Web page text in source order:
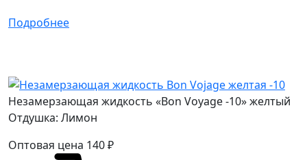
Подробнее
Незамерзающая жидкость «Bon Voyage -10» желтый
Отдушка: Лимон
Оптовая цена 140₽